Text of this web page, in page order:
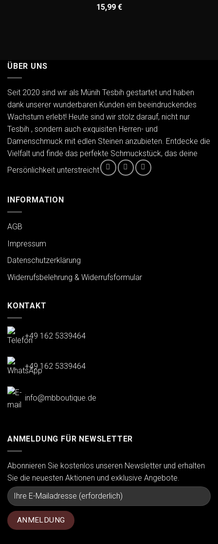
15,99 €
ÜBER UNS
Seit 2020 sind wir als Münih Tesbih gestartet und haben
dank unserer wunderbaren Kunden ein beeindruckendes
Wachstum erlebt! Heute sind wir stolz darauf, nicht nur
Tesbih , sondern auch exquisiten Herren- und
Damenschmuck mit edlen Steinen anzubieten. Entdecke die
Vielfalt und finde das perfekte Schmuckstück, das deine
Persönlichkeit unterstreicht
INFORMATION
AGB
Impressum
Datenschutzerklärung
Widerrufsbelehrung & Widerrufsformular
KONTAKT
+49 162 5339464
+49 162 5339464
info@mbboutique.de
ANMELDUNG FÜR NEWSLETTER
Abonnieren Sie kostenlos unseren Newsletter und erhalten
Sie die neuesten Aktionen und exklusive Angebote.